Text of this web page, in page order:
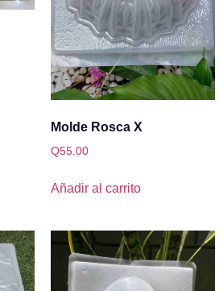
Molde Rosca X
Q55.00
Añadir al carrito